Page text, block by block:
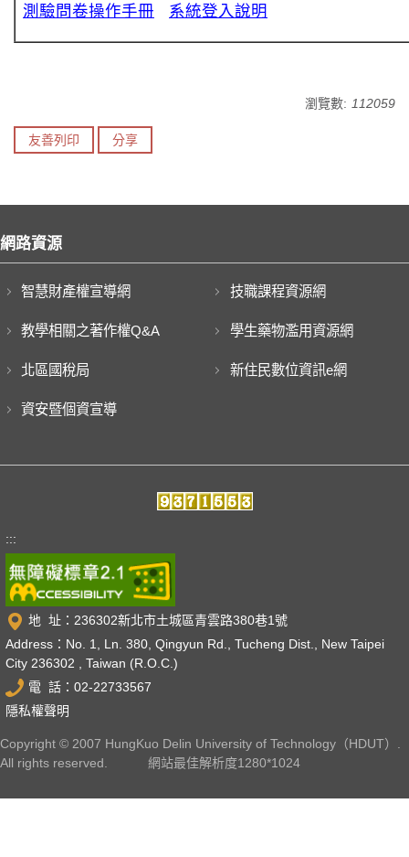
測驗問卷操作手冊
系統登入說明
瀏覽數: 112059
友善列印 分享
網路資源
智慧財產權宣導網 技職課程資源網
教學相關之著作權Q&A 學生藥物濫用資源網
北區國稅局 新住民數位資訊e網
資安暨個資宣導
:::
地 址：236302新北市土城區青雲路380巷1號
Address：No. 1, Ln. 380, Qingyun Rd., Tucheng Dist., New Taipei
City 236302 , Taiwan (R.O.C.)
電 話：02-22733567
隱私權聲明
Copyright © 2007 HungKuo Delin University of Technology（HDUT）.
All rights reserved. 網站最佳解析度1280*1024